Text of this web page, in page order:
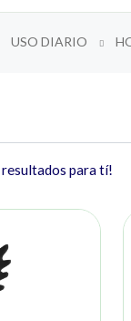
USO DIARIO
resultados para tí!